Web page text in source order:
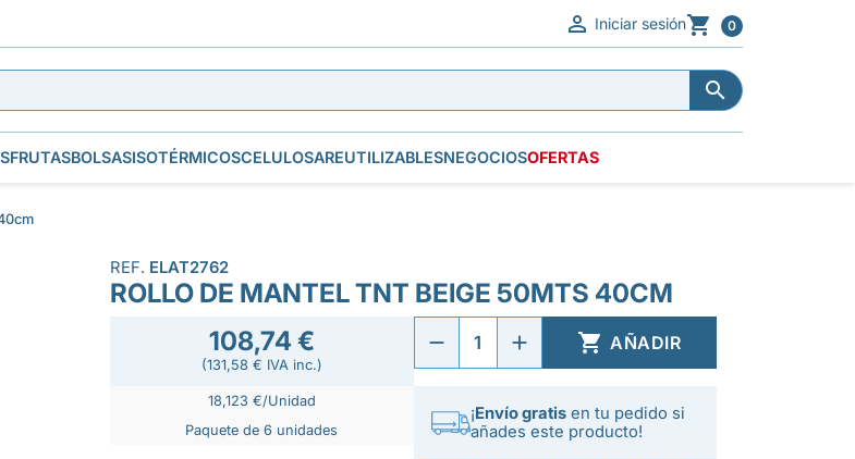
 Iniciar sesión 0


FRUTASBOLSASISOTÉRMICOSCELULOSAREUTILIZABLESNEGOCIOSOFERTAS
REF. ELAT2762
ROLLO DE MANTEL TNT BEIGE 50MTS 40CM
108,74 €
(131,58 € IVA inc.)
18,123 €/Unidad
Paquete de 6 unidades
 AÑADIR
¡Envío gratisen tu pedido si
añades este producto!